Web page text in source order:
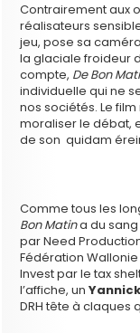
Contrairement aux
réalisateurs
jeu, pose sa
la glaciale froideur
compte, De Bon
individuelle qui ne
nos sociétés. Le
moraliser le débat,
de son quidam
Comme tous les
Bon Matina du sang
par Need
Fédération
Invest par le tax
l’affiche, un
DRH tête à claques